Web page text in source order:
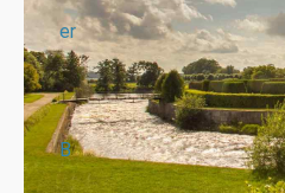
er
B